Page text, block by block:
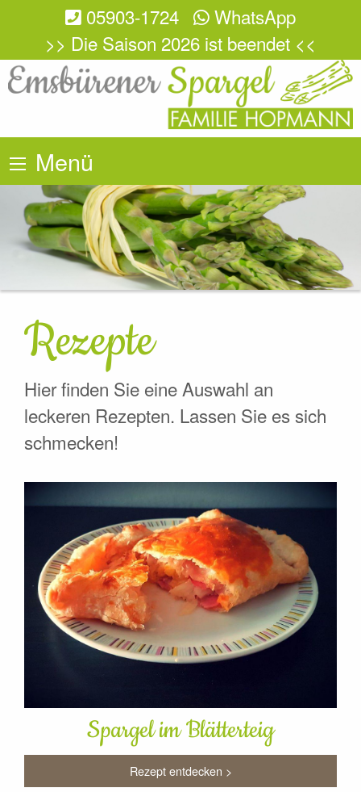
05903-1724
WhatsApp
>> Die Saison 2026 ist beendet <<
Menü
Rezepte
Hier finden Sie eine Auswahl an
leckeren Rezepten. Lassen Sie es sich
schmecken!
Spargel im Blätterteig
Rezept entdecken >